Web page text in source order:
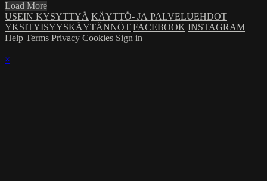
Load More
USEIN KYSYTTYÄ KÄYTTÖ- JA PALVELUEHDOT
YKSITYISYYSKÄYTÄNNÖT FACEBOOK INSTAGRAM
Help Terms Privacy Cookies Sign in
×